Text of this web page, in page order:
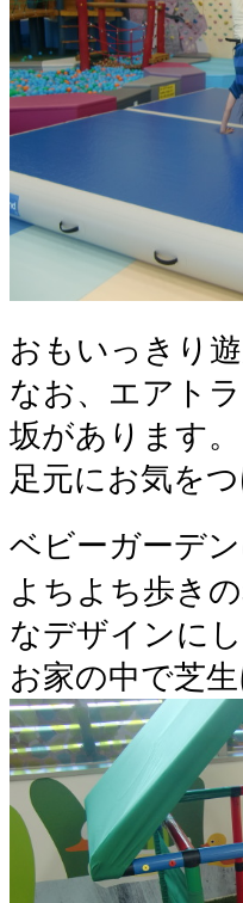
おもいっきり
なお、エアト
坂があります。
足元にお気を
ベビーガーデン
よちよち歩き
なデザインにし
お家の中で芝